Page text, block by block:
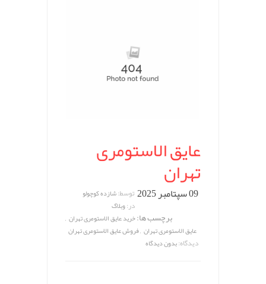
عایق الاستومری
تهران
09 سپتامبر 2025 توسط:شازده کوچولو
در:وبلاگ
برچسب ها:خرید عایق الاستومری تهران ,
عایق الاستومری تهران ,فروش عایق الاستومری تهران
دیدگاه:بدون دیدگاه